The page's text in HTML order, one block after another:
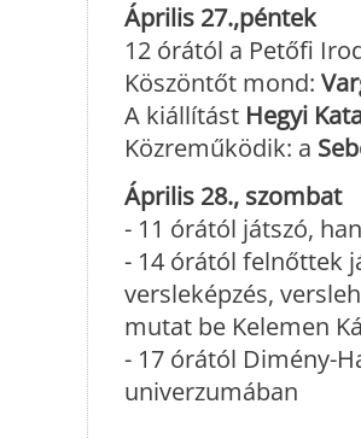
Április 27.,péntek
12 órától a Petőfi
Köszöntőt mond:
A kiállítást Hegyi
Közreműködik: a
Április 28., szombat
- 11 órától játszó,
- 14 órától felnőttek
versleképzés,
mutat be Kelemen
- 17 órától Dimény-
univerzumában